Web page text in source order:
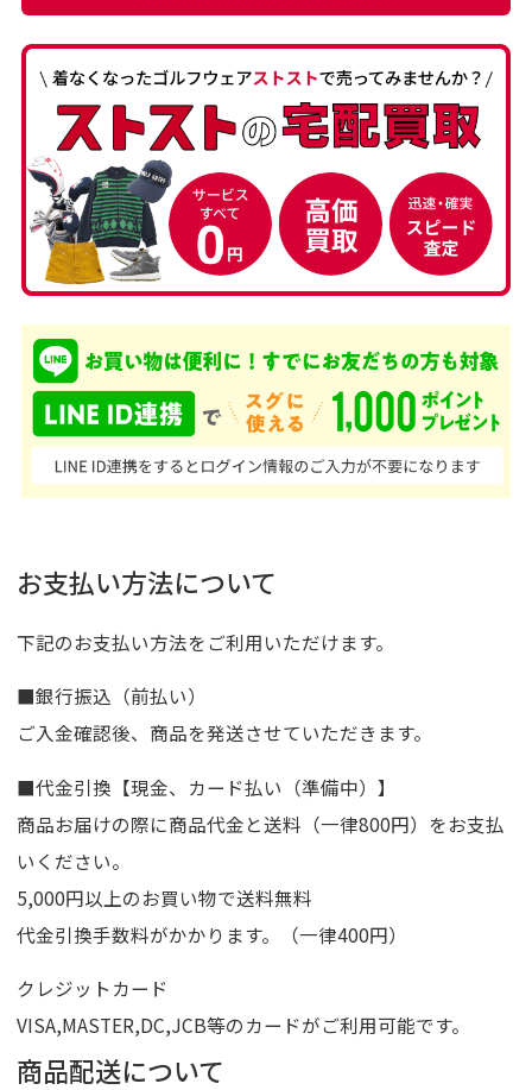
お支払い方法について
下記のお支払い方法をご利用いただけます。
■銀行振込（前払い）
ご入金確認後、商品を発送させていただきます。
■代金引換【現金、カード払い（準備中）】
商品お届けの際に商品代金と送料（一律800円）をお支払
いください。
5,000円以上のお買い物で送料無料
代金引換手数料がかかります。（一律400円）
クレジットカード
VISA,MASTER,DC,JCB等のカードがご利用可能です。
商品配送について